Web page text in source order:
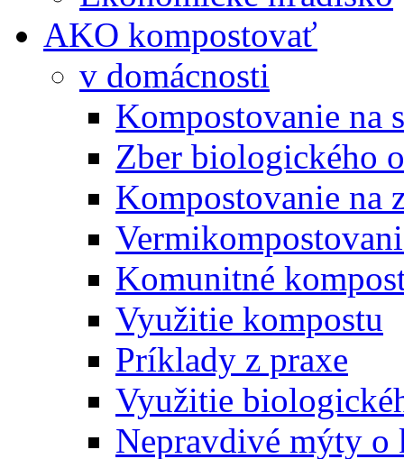
AKO kompostovať
v domácnosti
Kompostovanie na
Zber biologického
Kompostovanie na
Komunitné
Využitie kompostu
Príklady z praxe
Využitie
Nepravdivé mýty o